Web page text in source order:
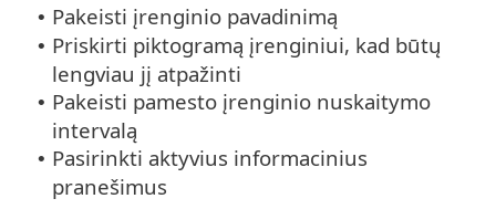
• Pakeisti įrenginio pavadinimą
• Priskirti piktogramą įrenginiui, kad būtų
lengviau jį atpažinti
• Pakeisti pamesto įrenginio nuskaitymo
intervalą
• Pasirinkti aktyvius informacinius
pranešimus